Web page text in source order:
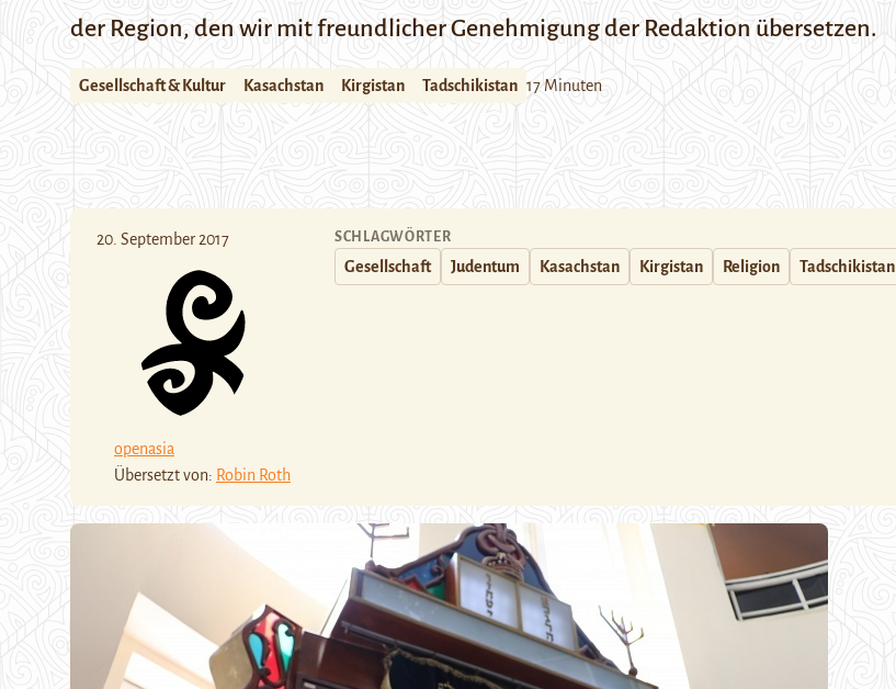
der Region, den wir mit freundlicher Genehmigung der Redaktion übersetzen.
Gesellschaft & Kultur Kasachstan Kirgistan Tadschikistan 17 Minuten
20. September 2017
openasia
Übersetzt von: Robin Roth
SCHLAGWÖRTER
Gesellschaft Judentum Kasachstan Kirgistan Religion Tadschikistan